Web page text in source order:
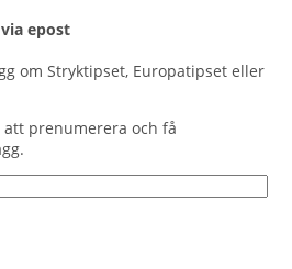
epost
om Stryktipset, Europatipset eller
prenumerera och få